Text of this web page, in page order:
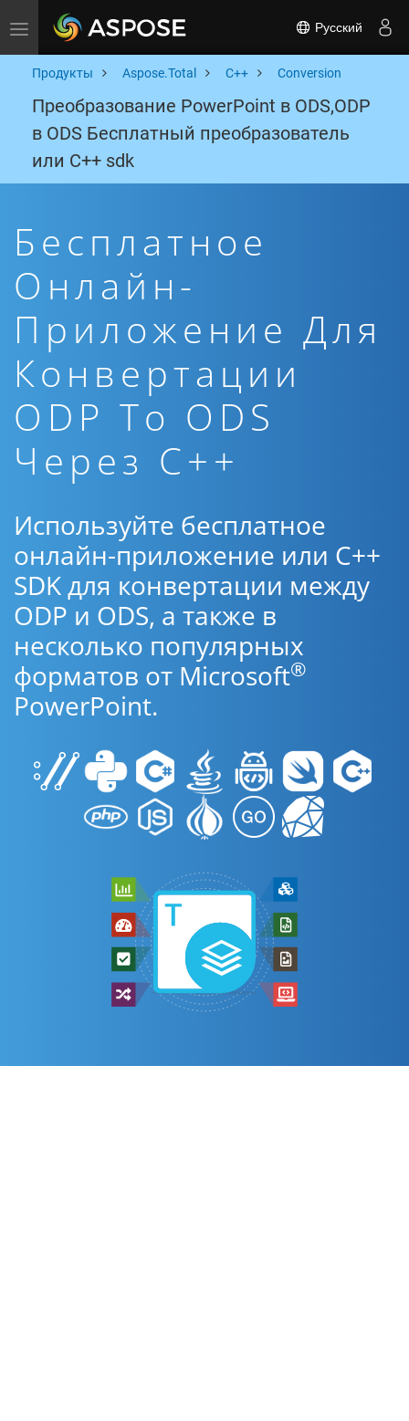
Toggle navigation Русский
Продукты Aspose.Total C++ Conversion
Преобразование PowerPoint в ODS,ODP
в ODS Бесплатный преобразователь
или C++ sdk
Бесплатное
Онлайн-
Приложение Для
Конвертации
ODP To ODS
Через C++
Используйте бесплатное
онлайн-приложение или C++
SDK для конвертации между
ODP и ODS, а также в
несколько популярных
форматов от Microsoft®
PowerPoint.